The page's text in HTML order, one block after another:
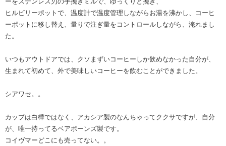
ヒルビリーポットで、温度計で温度管理しながらお湯を沸かし、コーヒ
ーポットに移し替え、量りで注ぎ量をコントロールしながら、淹れまし
た。
いつもアウトドアでは、クソまずいコーヒーしか飲めなかった自分が、
生まれて初めて、外で美味しいコーヒーを飲むことができました。
シアワセ。。
カップは白樺ではなく、アカシア製のなんちゃってククサですが、自分
が、唯一持ってるベアボーンズ製です。
コイヴマーどこにも売ってない。。